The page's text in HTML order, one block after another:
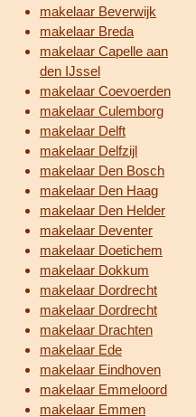
makelaar Beverwijk
makelaar Breda
makelaar Capelle aan
den IJssel
makelaar Coevoerden
makelaar Culemborg
makelaar Delft
makelaar Delfzijl
makelaar Den Bosch
makelaar Den Haag
makelaar Den Helder
makelaar Deventer
makelaar Doetichem
makelaar Dokkum
makelaar Dordrecht
makelaar Dordrecht
makelaar Drachten
makelaar Ede
makelaar Eindhoven
makelaar Emmeloord
makelaar Emmen